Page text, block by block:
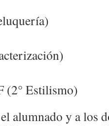
(2° Estilismo)
alumnado y a los